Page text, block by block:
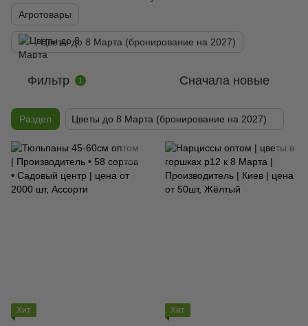
Агротовары
Цветы до 8 Марта (бронирование на 2027)
Фильтр 1 Сначала новые
Раздел Цветы до 8 Марта (бронирование на 2027)
Хит Хит